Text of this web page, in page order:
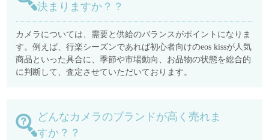
決まりますか？？
カメラについては、需要と供給のバランスがポイントになりま
す。例えば、行楽シーズンであれば初心者向けのeos kissが人気
商品といった具合に、季節や市場動向、お品物の状態を総合的
に判断して、査定させていただいております。
どんなカメラのブランドが高く売れま
すか？？